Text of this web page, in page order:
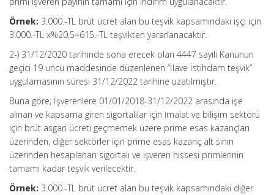
Örnek: 3.000.-TL brüt ücret alan bu teşvik kapsamındaki işçi için
3.000.-TL x%20,5=615.-TL teşvikten yararlanacaktır.
2-) 31/12/2020 tarihinde sona erecek olan 4447 sayılı Kanunun
geçici 19 uncu maddesinde düzenlenen “İlave İstihdam teşvik”
uygulamasının süresi 31/12/2022 tarihine uzatılmıştır.
Buna göre; İşverenlere 01/01/2018-31/12/2022 arasında işe
alınan ve kapsama giren sigortalılar için imalat ve bilişim sektörü
için brüt asgari ücreti geçmemek üzere prime esas kazançları
üzerinden, diğer sektörler için prime esas kazanç alt sınırı
üzerinden hesaplanan sigortalı ve işveren hissesi primlerinin
tamamı kadar teşvik verilecektir.
Örnek: 3.000.-TL brüt ücret alan bu teşvik kapsamındaki diğer